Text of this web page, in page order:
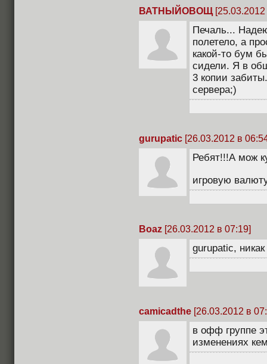
ВАТНЫЙОВОЩ[25.03.2012
Печаль...
полетело, а
какой-то бум
сидели. Я в
3 копии
сервера;)
gurupatic [26.03.2012 в
Ребят!!!А мож
игровую
Boaz [26.03.2012 в 07:19]
gurupatic, никак
camicadthe [26.03.2012 в
в офф группе
изменениях